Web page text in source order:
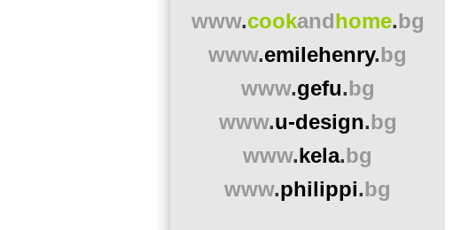
www.cookandhome.bg
www.emilehenry.bg
www.gefu.bg
www.u-design.bg
www.kela.bg
www.philippi.bg